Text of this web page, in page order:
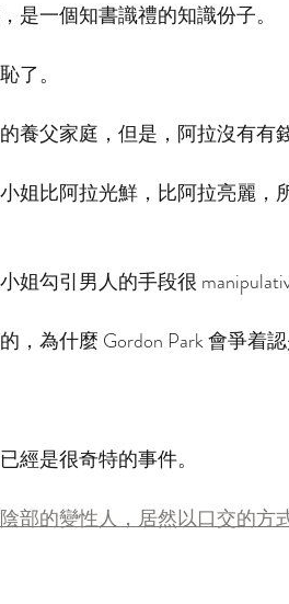
是一個知書識禮的知識份子。
了。
養父家庭，但是，阿拉沒有有
姐比阿拉光鮮，比阿拉亮麗，
姐勾引男人的手段很
，為什麼 Gordon Park 會爭着
經是很奇特的事件。
部的變性人，居然以口交的方